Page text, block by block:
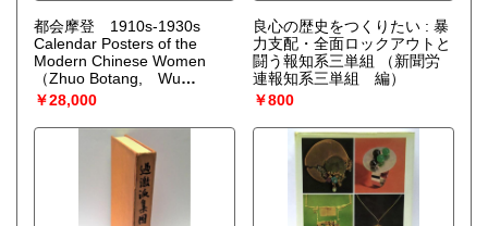
都会摩登 1910s-1930s
Calendar Posters of the
Modern Chinese Women
（Zhuo Botang, Wu
Hao ）
￥28,000
良心の歴史をつくりたい : 暴
力支配・全面ロックアウトと
闘う報知系三単組
（新聞労
連報知系三単組 編）
￥800